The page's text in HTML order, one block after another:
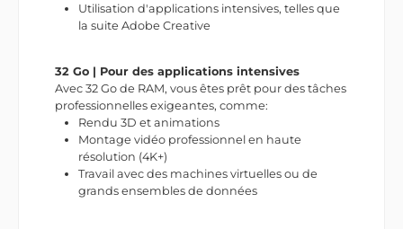
Utilisation d'applications intensives, telles que
la suite Adobe Creative
32 Go | Pour des applications intensives
Avec 32 Go de RAM, vous êtes prêt pour des tâches
professionnelles exigeantes, comme:
Rendu 3D et animations
Montage vidéo professionnel en haute
résolution (4K+)
Travail avec des machines virtuelles ou de
grands ensembles de données